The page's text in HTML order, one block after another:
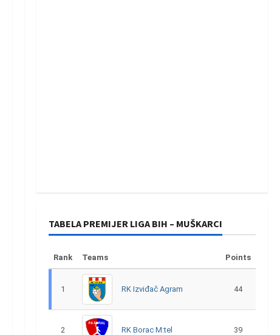
TABELA PREMIJER LIGA BIH – MUŠKARCI
Rank Teams Points
1 RK Izviđač Agram 44
2 RK Borac M:tel 39